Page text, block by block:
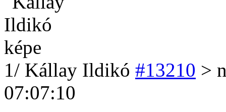
1/ Kállay Ildikó #13210 >
07:07:10